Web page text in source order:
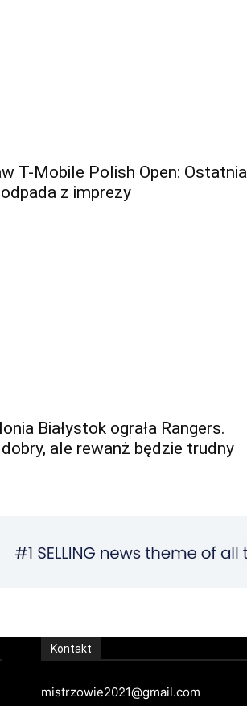
T-Mobile Polish Open: Ostatnia
z imprezy
Białystok ograła Rangers.
ale rewanż będzie trudny
Kontakt
mistrzowie2021@gmail.com